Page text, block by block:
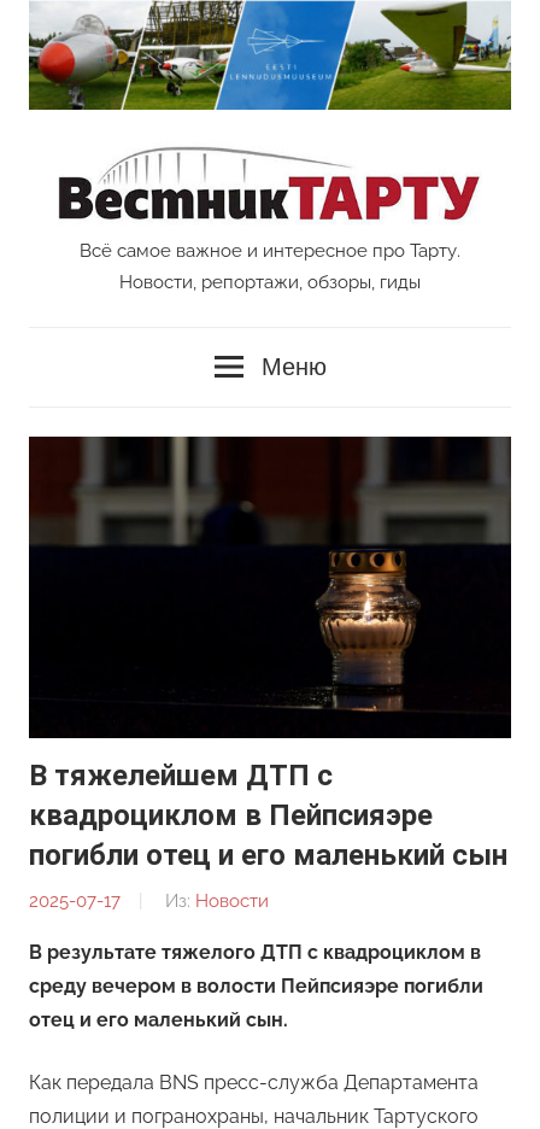
Перейти
содержимому
Vestnik
Всё самое важное и интересное про Тарту.
Новости, репортажи, обзоры, гиды
Меню
В тяжелейшем ДТП с
квадроциклом в Пейпсияэре
погибли отец и его маленький сын
2025-07-17
От:
Из: Новости
В результате тяжелого ДТП с квадроциклом в
среду вечером в волости Пейпсияэре погибли
отец и его маленький сын.
Как передала BNS пресс-служба Департамента
полиции и погранохраны, начальник Тартуского